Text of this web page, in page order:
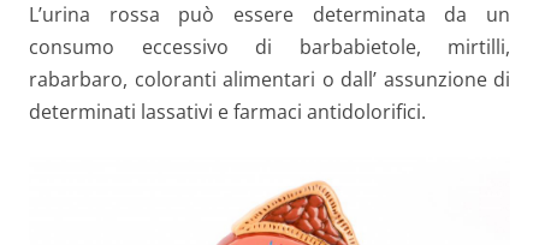
L’urina rossa può essere determinata da un
consumo eccessivo di barbabietole, mirtilli,
rabarbaro, coloranti alimentari o dall’ assunzione di
determinati lassativi e farmaci antidolorifici.